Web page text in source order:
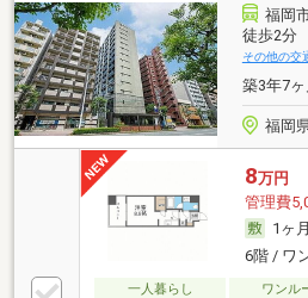
福岡
徒歩2分
その他の交
築3年7
福岡
8万円
管理費
1ヶ月
6階 / ワ
一人暮らし ワンル